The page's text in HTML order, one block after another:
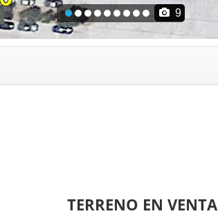
9
TERRENO EN VENTA